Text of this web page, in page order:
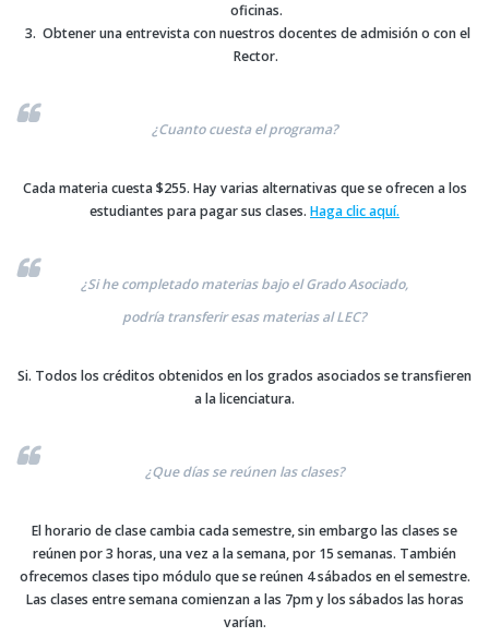
oficinas.
Obtener una entrevista con nuestros docentes de admisión o con el
Rector.
¿Cuanto cuesta el programa?
Cada materia cuesta $255. Hay varias alternativas que se ofrecen a los
estudiantes para pagar sus clases. Haga clic aquí.
¿Si he completado materias bajo el Grado Asociado,
podría transferir esas materias al LEC?
Si. Todos los créditos obtenidos en los grados asociados se transfieren
a la licenciatura.
¿Que días se reúnen las clases?
El horario de clase cambia cada semestre, sin embargo las clases se
reúnen por 3 horas, una vez a la semana, por 15 semanas. También
ofrecemos clases tipo módulo que se reúnen 4 sábados en el semestre.
Las clases entre semana comienzan a las 7pm y los sábados las horas
varían.